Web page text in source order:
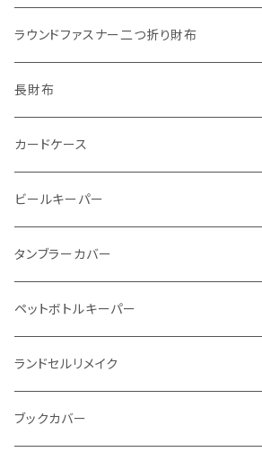
ワンタッチコインケース 国産革
ファスナーコインケース
"Ripper"マイクロウォレット(三つ折り式)
"Basic"アートウォレット
番外編Basicアートウォレット (インポート革版)
スキニーウォレット
ストーンウォレット
メタルウォレット
インビジブルウォレット
イントレチャート 編み込みアートウォレット
"Crammy"L字フラップウォレット
"メッセージ"カリグラフィーウォレット
ラウンドファスナー二つ折り財布
長財布
折り財布
L字ファスナー
柔らか革財布
イントレチャート
ラウンドファスナー
カードケース
ビールキーパー
タンブラーカバー
ペットボトルキーパー
ランドセルリメイク
写真立て
ブックカバー